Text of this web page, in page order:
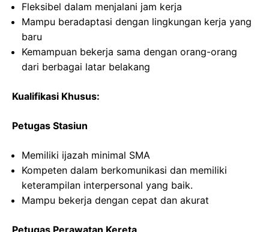
Fleksibel dalam menjalani jam kerja
Mampu beradaptasi dengan lingkungan kerja yang
baru
Kemampuan bekerja sama dengan orang-orang
dari berbagai latar belakang
Kualifikasi Khusus:
Petugas Stasiun
Memiliki ijazah minimal SMA
Kompeten dalam berkomunikasi dan memiliki
keterampilan interpersonal yang baik.
Mampu bekerja dengan cepat dan akurat
Petugas Perawatan Kereta